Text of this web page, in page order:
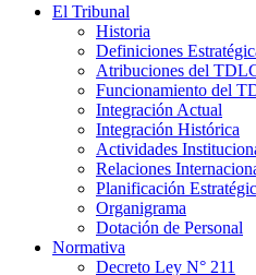
El Tribunal
Historia
Definiciones
Atribuciones del
Funcionamiento del
Integración Actual
Integración Histórica
Actividades
Relaciones
Planificación
Organigrama
Dotación de Personal
Normativa
Decreto Ley N° 211